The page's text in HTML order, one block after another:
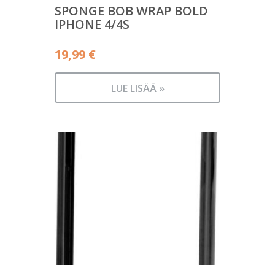
SPONGE BOB WRAP BOLD
IPHONE 4/4S
19,99 €
LUE LISÄÄ »